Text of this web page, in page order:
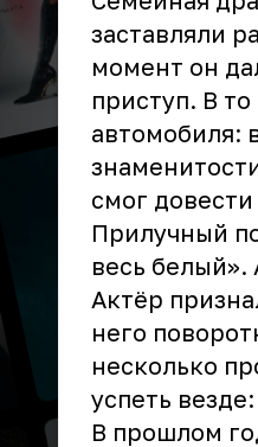
заставляли
момент он
приступ. В
автомобиля:
смог
Прилучный
весь белый».
Актёр
него
несколько
успеть
В прошлом